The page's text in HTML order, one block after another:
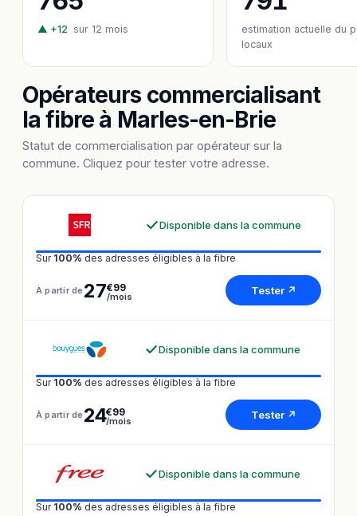
▲ +12 sur 12 mois
estimation actuelle du
locaux
Opérateurs commercialisant
la fibre à Marles-en-Brie
Statut de commercialisation par opérateur sur la
commune. Cliquez pour tester votre adresse.
Disponible dans la commune
Sur 100% des adresses éligibles à la fibre
À partir de 27€99
/mois Tester ↗
Disponible dans la commune
Sur 100% des adresses éligibles à la fibre
À partir de 24€99
/mois Tester ↗
Disponible dans la commune
Sur 100% des adresses éligibles à la fibre